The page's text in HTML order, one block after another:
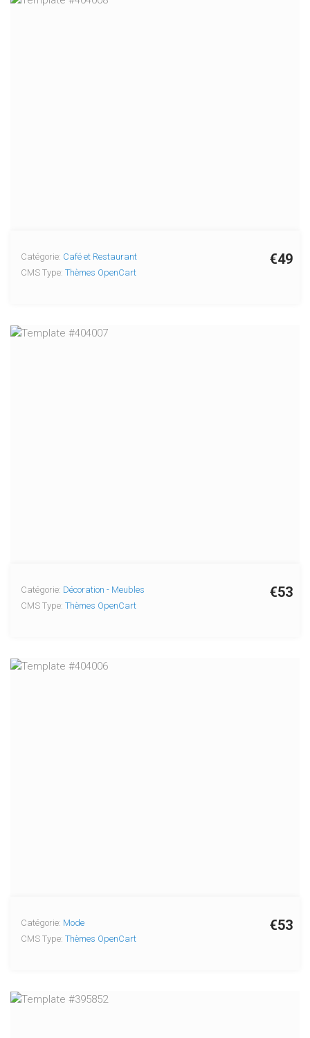
€49
Catégorie: Café et Restaurant
CMS Type: Thèmes OpenCart
€53
Catégorie: Décoration - Meubles
CMS Type: Thèmes OpenCart
€53
Catégorie: Mode
CMS Type: Thèmes OpenCart